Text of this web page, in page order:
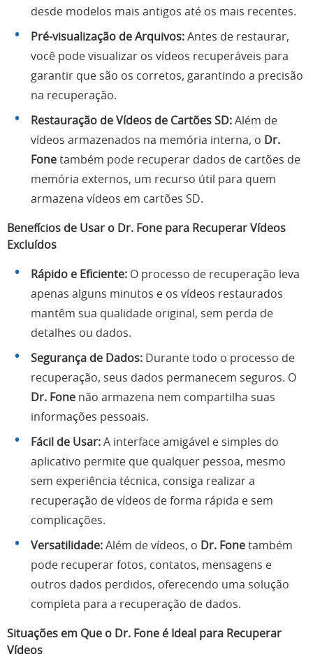
desde modelos mais antigos até os mais recentes.
Pré-visualização de Arquivos: Antes de restaurar,
você pode visualizar os vídeos recuperáveis para
garantir que são os corretos, garantindo a precisão
na recuperação.
Restauração de Vídeos de Cartões SD: Além de
vídeos armazenados na memória interna, o Dr.
Fone também pode recuperar dados de cartões de
memória externos, um recurso útil para quem
armazena vídeos em cartões SD.
Benefícios de Usar o Dr. Fone para Recuperar Vídeos
Excluídos
Rápido e Eficiente: O processo de recuperação leva
apenas alguns minutos e os vídeos restaurados
mantêm sua qualidade original, sem perda de
detalhes ou dados.
Segurança de Dados: Durante todo o processo de
recuperação, seus dados permanecem seguros. O
Dr. Fone não armazena nem compartilha suas
informações pessoais.
Fácil de Usar: A interface amigável e simples do
aplicativo permite que qualquer pessoa, mesmo
sem experiência técnica, consiga realizar a
recuperação de vídeos de forma rápida e sem
complicações.
Versatilidade: Além de vídeos, o Dr. Fone também
pode recuperar fotos, contatos, mensagens e
outros dados perdidos, oferecendo uma solução
completa para a recuperação de dados.
Situações em Que o Dr. Fone é Ideal para Recuperar
Vídeos